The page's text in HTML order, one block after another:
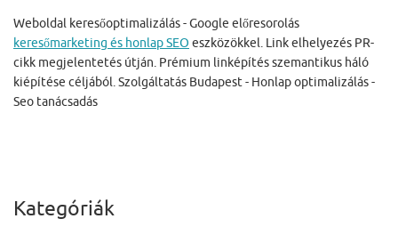
Weboldal keresőoptimalizálás - Google előresorolás
keresőmarketing és honlap SEO eszközökkel. Link elhelyezés PR-
cikk megjelentetés útján. Prémium linképítés szemantikus háló
kiépítése céljából. Szolgáltatás Budapest - Honlap optimalizálás -
Seo tanácsadás
Kategóriák